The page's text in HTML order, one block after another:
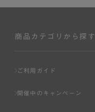
商品カテゴリから探す
ご利用ガイド
開催中のキャンペーン